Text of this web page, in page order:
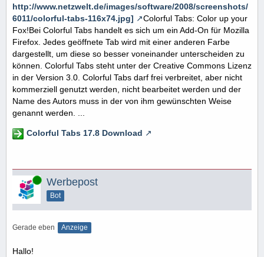
http://www.netzwelt.de/images/software/2008/screenshots/
6011/colorful-tabs-116x74.jpg]
Colorful Tabs: Color up your
Fox!Bei Colorful Tabs handelt es sich um ein Add-On für Mozilla
Firefox. Jedes geöffnete Tab wird mit einer anderen Farbe
dargestellt, um diese so besser voneinander unterscheiden zu
können. Colorful Tabs steht unter der Creative Commons Lizenz
in der Version 3.0. Colorful Tabs darf frei verbreitet, aber nicht
kommerziell genutzt werden, nicht bearbeitet werden und der
Name des Autors muss in der von ihm gewünschten Weise
genannt werden. ...
Colorful Tabs 17.8 Download
Online Werbepost
Bot
Gerade eben Anzeige
Hallo!